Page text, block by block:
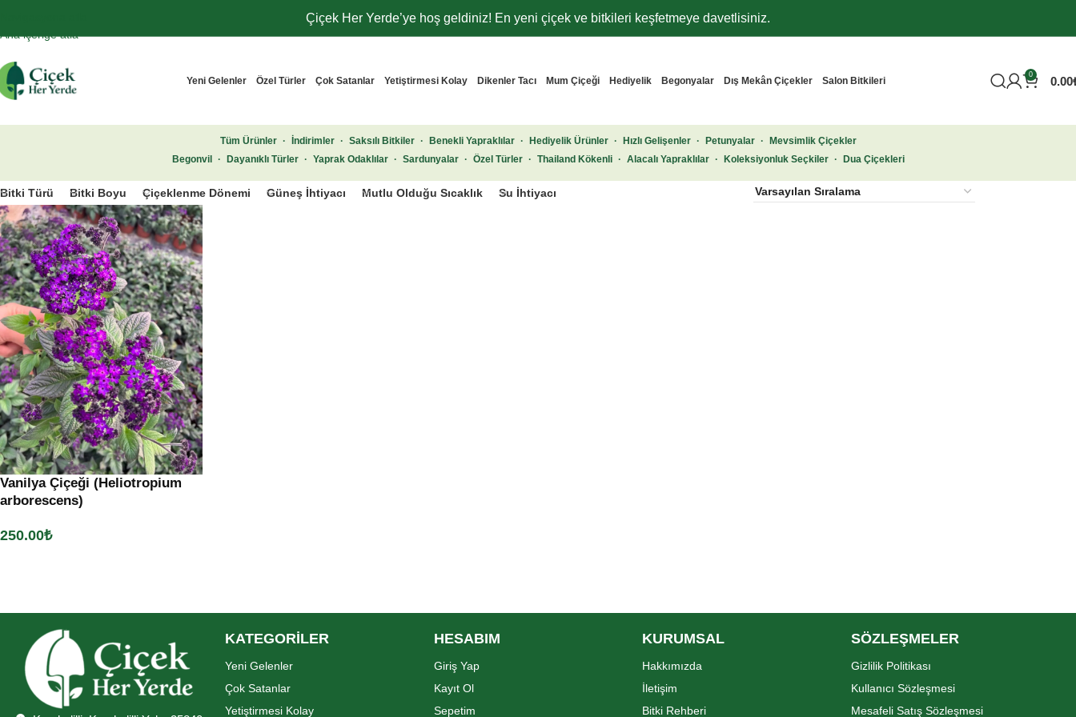
Ana içeriğe atla
Çiçek Her Yerde’ye hoş geldiniz! En yeni çiçek ve bitkileri keşfetmeye davetlisiniz.
Yeni Gelenler Özel Türler Çok Satanlar Yetiştirmesi Kolay Dikenler Tacı Mum Çiçeği Hediyelik Begonyalar Dış Mekân Çiçekler Salon Bitkileri
0 0.00
Tüm Ürünler · İndirimler · Saksılı Bitkiler · Benekli Yapraklılar · Hediyelik Ürünler · Hızlı Gelişenler · Petunyalar ·
Mevsimlik Çiçekler
Begonvil
· Dayanıklı Türler · Yaprak Odaklılar · Sardunyalar · Özel Türler · Thailand Kökenli · Alacalı Yapraklılar · Koleksiyonluk Seçkiler · Dua Çiçekleri
Bitki Türü Bitki Boyu Çiçeklenme Dönemi Güneş İhtiyacı Mutlu Olduğu Sıcaklık Su İhtiyacı
Vanilya Çiçeği (Heliotropium
arborescens)
250.00₺
KATEGORİLER
Yeni Gelenler
Çok Satanlar
Yetiştirmesi Kolay
HESABIM
Giriş Yap
Kayıt Ol
Sepetim
KURUMSAL
Hakkımızda
İletişim
Bitki Rehberi
SÖZLEŞMELER
Gizlilik Politikası
Kullanıcı Sözleşmesi
Mesafeli Satış Sözleşmesi